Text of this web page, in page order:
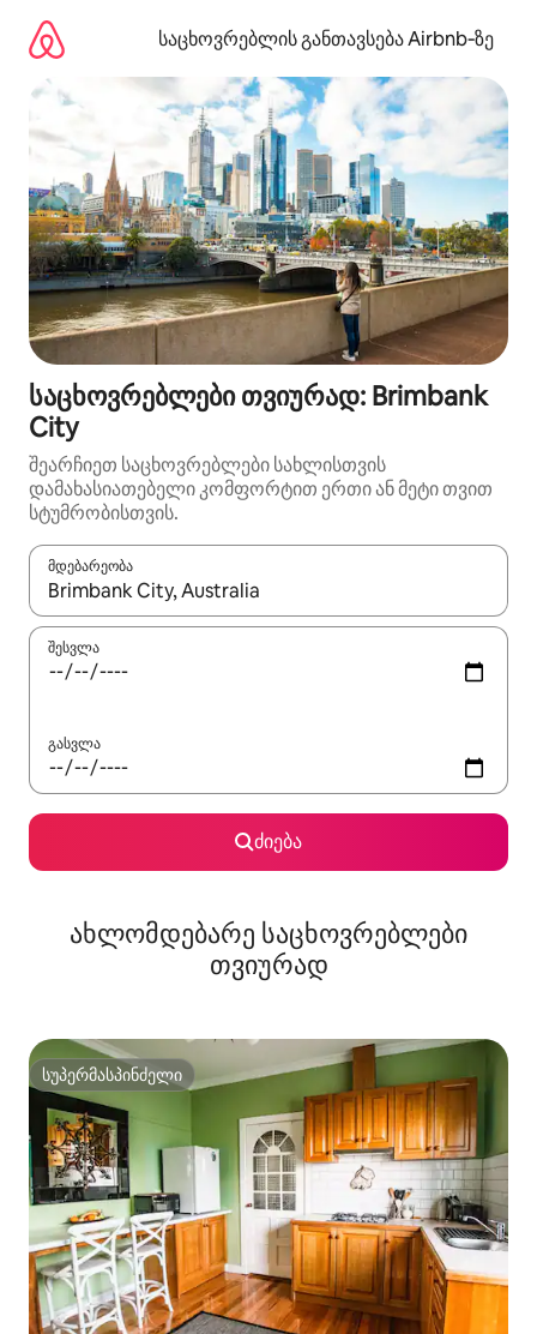
გადასვლა
საცხოვრებლის განთავსება Airbnb‑ზე
საცხოვრებლები თვიურად: Brimbank
City
შეარჩიეთ საცხოვრებლები სახლისთვის
დამახასიათებელი კომფორტით ერთი ან მეტი თვით
სტუმრობისთვის.
მდებარეობა
როცა შედეგები ხელმისაწვდომი გახდება, ნავიგაციისთვის
შესვლა
გასვლა
ძიება
ახლომდებარე საცხოვრებლები
თვიურად
სუპერმასპინძელი
სუპერმასპინძელი